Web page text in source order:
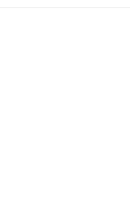
pozwól, aby stało się to
dalej naprzód. Bez względu
się nie zmienia: Jest to